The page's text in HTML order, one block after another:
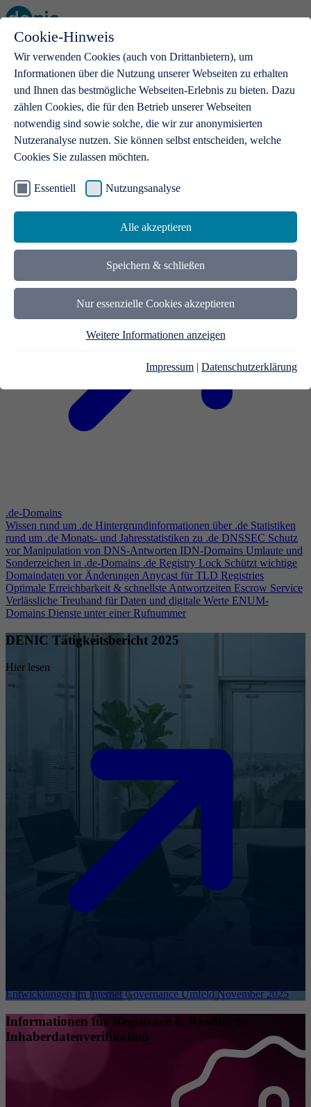
Cookie-Hinweis
Wir verwenden Cookies (auch von Drittanbietern), um
Informationen über die Nutzung unserer Webseiten zu erhalten
und Ihnen das bestmögliche Webseiten-Erlebnis zu bieten. Dazu
zählen Cookies, die für den Betrieb unserer Webseiten
notwendig sind sowie solche, die wir zur anonymisierten
Nutzeranalyse nutzen. Sie können selbst entscheiden, welche
Cookies Sie zulassen möchten.
Essentiell Nutzungsanalyse
Alle akzeptieren
Speichern & schließen
Nur essenzielle Cookies akzeptieren
Weitere Informationen anzeigen
Impressum | Datenschutzerklärung
Open main menu
.de-Domains
Mit einer .de-Domain erhalten Ideen eine Bühne
.de-Domains
Wissen rund um .de Hintergrundinformationen über .de Statistiken
rund um .de Monats- und Jahresstatistiken zu .de DNSSEC Schutz
vor Manipulation von DNS-Antworten IDN-Domains Umlaute und
Sonderzeichen in .de-Domains .de Registry Lock Schützt wichtige
Domaindaten vor ÄnderungenAnycast für TLD Registries
Optimale Erreichbarkeit & schnellste Antwortzeiten Escrow Service
Verlässliche Treuhand für Daten und digitale Werte ENUM-
Domains Dienste unter einer Rufnummer
DENIC Tätigkeitsbericht 2025
Hier lesen
Entwicklungen im Internet Governance Umfeld November 2025
Informationen für Registrare & Reseller zu
Inhaberdatenverifikation